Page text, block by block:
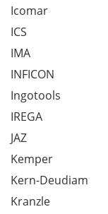
Icomar
ICS
IMA
INFICON
Ingotools
IREGA
JAZ
Kemper
Kern-Deudiam
Kranzle